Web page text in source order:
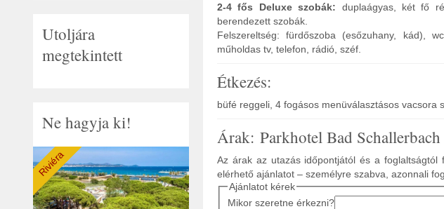
Utoljára
megtekintett
Ne hagyja ki!
Riviéra
2-4 fős Deluxe szobák: duplaágyas, két fő
berendezett szobák.
Felszereltség: fürdőszoba (esőzuhany, kád),
műholdas tv, telefon, rádió, széf.
Étkezés:
büfé reggeli, 4 fogásos menüválasztásos vacsora
Árak: Parkhotel Bad Schallerbach
Az árak az utazás időpontjától és a
elérhető ajánlatot – személyre szabva, azonnali
Ajánlatot kérek
Mikor szeretne érkezni?